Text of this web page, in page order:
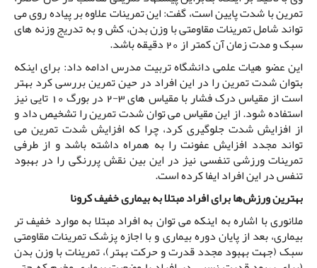
تمرین با شدت پایین است، گفت: این تمرینات علاوه بر پیاده روی می
تواند شامل تمرینات مقاومتی با وزن بدن، کش و به تدریج وزنه های
سبک و مدت زمان آن کمتر از 20 دقیقه باشد.
این عضو هیات علمی دانشگاه تربیت مدرس ادامه داد: برای اینکه
بتوان شدت تمرین را در این افراد در حین تمرین بررسی کرد بهتر
است از مقیاس درک فشار با مقیاس های 3-2 در بورگ 10 تایی نیز
استفاده شود. از این مقیاس می توان شدت تمرین را تشخیص داد و
از افزایش شدت جلوگیری کرد، چرا که افزایش شدت تمرین می
تواند مجدد افزایش عفونت را به همراه داشته باشد و از طرفی
تمرینات ورزشی تنفسی نیز در این بین نقش پررنگی را در بهبود
تنفس در این افراد ایفا کرده است.
بهترین ورزش‌ها برای افراد مبتلا به بیماری‌ خفیف کرونا
ملانوری با اشاره به اینکه می توان به افراد مبتلا به موارد خفیف تر
بیماری، بعد از پایان دوره بیماری و با اجازه پزشک تمرینات مقاومتی
سبک (جهت بهبود مجدد قدرت و حرکت بهتر)، تمرینات با وزن بدن